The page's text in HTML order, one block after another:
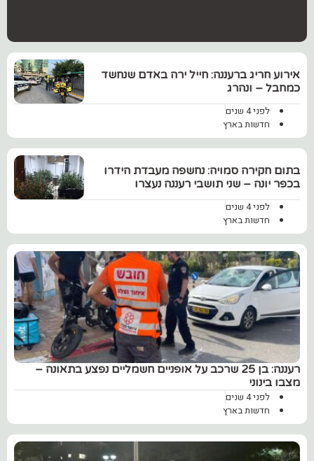
אירוע חריג ברעננה: חייל ירה באדם שנחשד
כמחבל – ונהרג
לפני 4 שנים
חדשות בארץ
בתום חקירה סמויה: נחשפה מעבדת הידרו
בכפר יונה – שני תושבי רעננה נעצרו
לפני 4 שנים
חדשות בארץ
רעננה: בן 25 שרכב על אופניים חשמליים נפצע בתאונה –
מצבו בינוני
לפני 4 שנים
חדשות בארץ